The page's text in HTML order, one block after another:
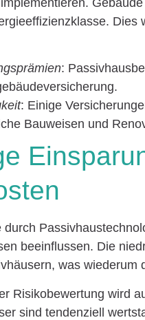
:
: Einige
Bauweisen und
beeinflussen. Die
was
Risikobewertung wird
sind tendenziell